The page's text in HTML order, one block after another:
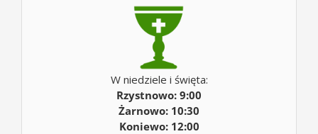
W niedziele i święta:
Rzystnowo: 9:00
Żarnowo: 10:30
Koniewo: 12:00